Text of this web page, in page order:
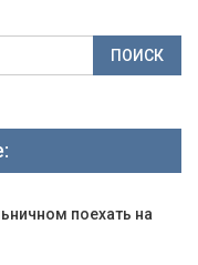
поехать на